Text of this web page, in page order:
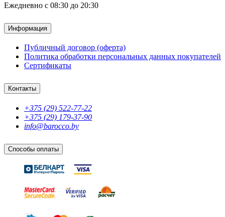
Ежедневно с 08:30 до 20:30
Информация
Публичный договор (оферта)
Политика обработки персональных данных покупателей
Сертификаты
Контакты
+375 (29) 522-77-22
+375 (29) 179-37-90
info@barocco.by
Способы оплаты